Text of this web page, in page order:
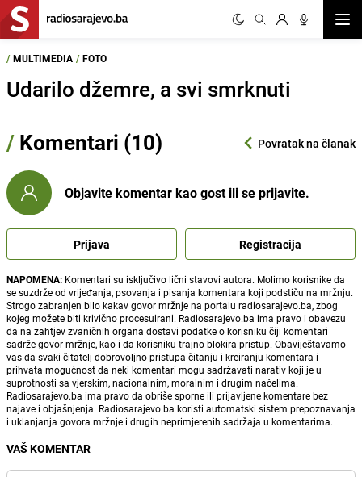
/ MULTIMEDIA / FOTO
Udarilo džemre, a svi smrknuti
/ Komentari (10) Povratak na članak
Objavite komentar kao gost ili se prijavite.
Prijava Registracija
NAPOMENA: Komentari su isključivo lični stavovi autora. Molimo korisnike da
se suzdrže od vrijeđanja, psovanja i pisanja komentara koji podstiču na mržnju.
Strogo zabranjen bilo kakav govor mržnje na portalu radiosarajevo.ba, zbog
kojeg možete biti krivično procesuirani. Radiosarajevo.ba ima pravo i obavezu
da na zahtjev zvaničnih organa dostavi podatke o korisniku čiji komentari
sadrže govor mržnje, kao i da korisniku trajno blokira pristup. Obaviještavamo
vas da svaki čitatelj dobrovoljno pristupa čitanju i kreiranju komentara i
prihvata mogućnost da neki komentari mogu sadržavati narativ koji je u
suprotnosti sa vjerskim, nacionalnim, moralnim i drugim načelima.
Radiosarajevo.ba ima pravo da obriše sporne ili prijavljene komentare bez
najave i objašnjenja. Radiosarajevo.ba koristi automatski sistem prepoznavanja
i uklanjanja govora mržnje i drugih neprimjerenih sadržaja u komentarima.
VAŠ KOMENTAR